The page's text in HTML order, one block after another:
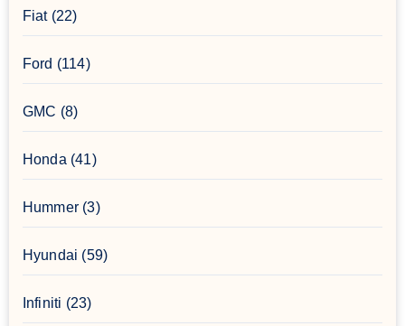
Fiat(22)
Ford (114)
GMC (8)
Honda(41)
Hummer(3)
Hyundai (59)
Infiniti (23)